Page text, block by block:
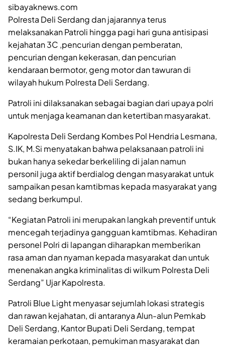
sibayaknews.com
Polresta Deli Serdang dan jajarannya terus
melaksanakan Patroli hingga pagi hari guna antisipasi
kejahatan 3C ,pencurian dengan pemberatan,
pencurian dengan kekerasan, dan pencurian
kendaraan bermotor, geng motor dan tawuran di
wilayah hukum Polresta Deli Serdang.
Patroli ini dilaksanakan sebagai bagian dari upaya polri
untuk menjaga keamanan dan ketertiban masyarakat.
Kapolresta Deli Serdang Kombes Pol Hendria Lesmana,
S.IK, M.Si menyatakan bahwa pelaksanaan patroli ini
bukan hanya sekedar berkeliling di jalan namun
personil juga aktif berdialog dengan masyarakat untuk
sampaikan pesan kamtibmas kepada masyarakat yang
sedang berkumpul.
“Kegiatan Patroli ini merupakan langkah preventif untuk
mencegah terjadinya gangguan kamtibmas. Kehadiran
personel Polri di lapangan diharapkan memberikan
rasa aman dan nyaman kepada masyarakat dan untuk
menenakan angka kriminalitas di wilkum Polresta Deli
Serdang” Ujar Kapolresta.
Patroli Blue Light menyasar sejumlah lokasi strategis
dan rawan kejahatan, di antaranya Alun-alun Pemkab
Deli Serdang, Kantor Bupati Deli Serdang, tempat
keramaian perkotaan, pemukiman masyarakat dan